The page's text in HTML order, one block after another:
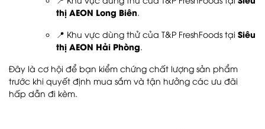
thị AEON Long Biên.
📍 Khu vực dùng thử của T&P FreshFoods tại Siêu
thị AEON Hải Phòng.
Đây là cơ hội để bạn kiểm chứng chất lượng sản phẩm
trước khi quyết định mua sắm và tận hưởng các ưu đãi
hấp dẫn đi kèm.